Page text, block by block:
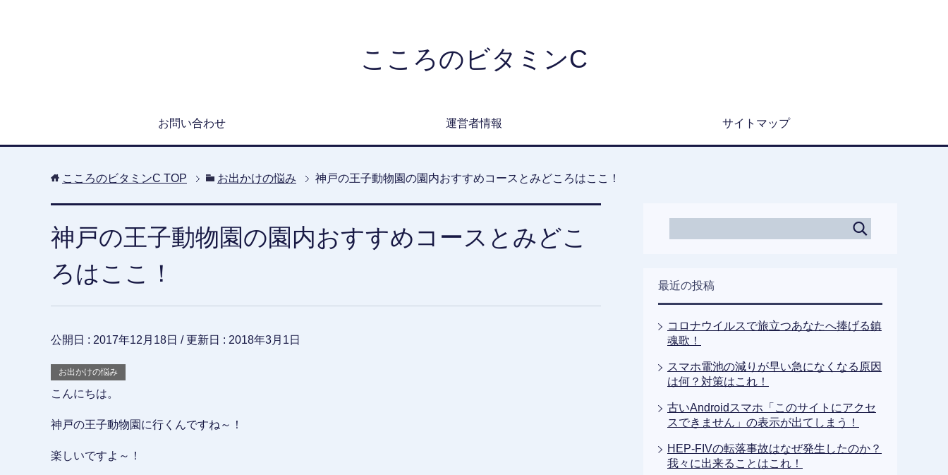
こころのビタミンC
お問い合わせ 運営者情報 サイトマップ
こころのビタミンC TOP お出かけの悩み 神戸の王子動物園の園内おすすめコースとみどころはここ！
神戸の王子動物園の園内おすすめコースとみどこ
ろはここ！
公開日 : 2017年12月18日 / 更新日 : 2018年3月1日
お出かけの悩み
こんにちは。
神戸の王子動物園に行くんですね～！
楽しいですよ～！
最近の投稿
コロナウイルスで旅立つあなたへ捧げる鎮
魂歌！
スマホ電池の減りが早い急になくなる原因
は何？対策はこれ！
古いAndroidスマホ「このサイトにアクセ
スできません」の表示が出てしまう！
HEP-FIVの転落事故はなぜ発生したのか？
我々に出来ることはこれ！